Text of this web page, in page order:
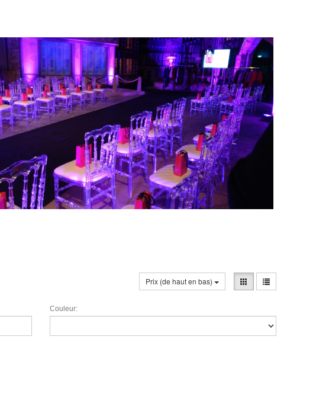
Prix (de haut en bas)
Couleur: